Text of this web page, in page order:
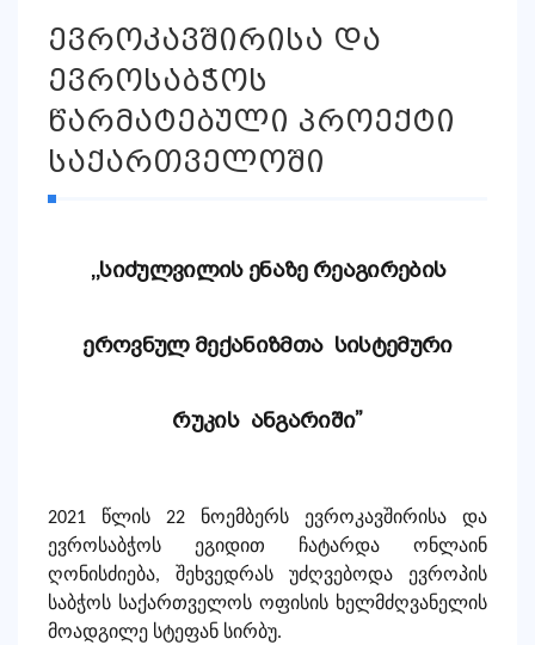
ევროკავშირისა და
ევროსაბჭოს
წარმატებული პროექტი
საქართველოში
,,სიძულვილის ენაზე რეაგირების
ეროვნულ მექანიზმთა სისტემური
რუკის ანგარიში”
2021 წლის 22 ნოემბერს ევროკავშირისა და
ევროსაბჭოს ეგიდით ჩატარდა ონლაინ
ღონისძიება, შეხვედრას უძღვებოდა ევროპის
საბჭოს საქართველოს ოფისის ხელმძღვანელის
მოადგილე სტეფან სირბუ.